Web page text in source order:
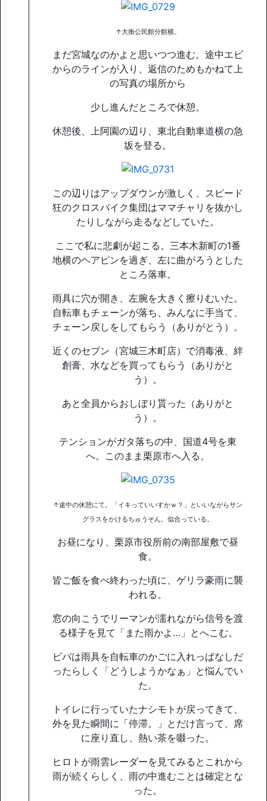
↑大衡公民館分館横。
まだ宮城なのかよと思いつつ進む。途中エビ
からのラインが入り、返信のためもかねて上
の写真の場所から
少し進んだところで休憩。
休憩後、上阿園の辺り、東北自動車道横の急
坂を登る。
この辺りはアップダウンが激しく、スピード
狂のクロスバイク集団はママチャリを抜かし
たりしながら走るなどしていた。
ここで私に悲劇が起こる。三本木新町の1番
地横のヘアピンを過ぎ、左に曲がろうとした
ところ落車。
雨具に穴が開き、左腕を大きく擦りむいた。
自転車もチェーンが落ち、みんなに手当て、
チェーン戻しをしてもらう（ありがとう）。
近くのセブン（宮城三木町店）で消毒液、絆
創膏、水などを買ってもらう（ありがと
う）。
あと全員からおしぼり貰った（ありがと
う）。
テンションがガタ落ちの中、国道4号を東
へ。このまま栗原市へ入る。
↑途中の休憩にて。「イキっていいすかｗ？」といいながらサン
グラスをかけるちゅうそん。似合っている。
お昼になり、栗原市役所前の南部屋敷で昼
食。
皆ご飯を食べ終わった頃に、ゲリラ豪雨に襲
われる。
窓の向こうでリーマンが濡れながら信号を渡
る様子を見て「また雨かよ…」とへこむ。
ビバは雨具を自転車のかごに入れっぱなしだ
ったらしく「どうしようかなぁ」と悩んでい
た。
トイレに行っていたナシモトが戻ってきて、
外を見た瞬間に「停滞。」とだけ言って、席
に座り直し、熱い茶を啜った。
ヒロトが雨雲レーダーを見てみるとこれから
雨が続くらしく、雨の中進むことは確定とな
った。